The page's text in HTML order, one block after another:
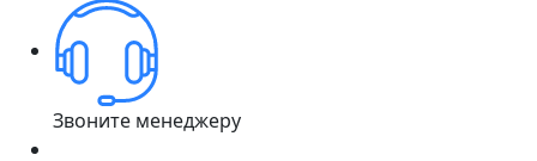
Звоните менеджеру